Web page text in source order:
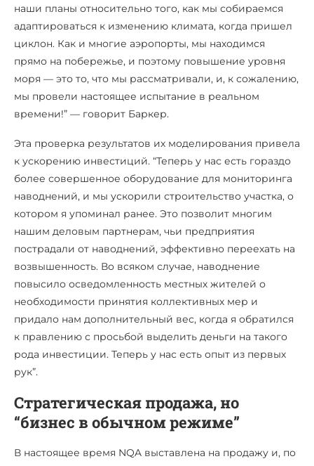
наши планы относительно того, как мы собираемся
адаптироваться к изменению климата, когда пришел
циклон. Как и многие аэропорты, мы находимся
прямо на побережье, и поэтому повышение уровня
моря — это то, что мы рассматривали, и, к сожалению,
мы провели настоящее испытание в реальном
времени!” — говорит Баркер.
Эта проверка результатов их моделирования привела
к ускорению инвестиций. “Теперь у нас есть гораздо
более совершенное оборудование для мониторинга
наводнений, и мы ускорили строительство участка, о
котором я упоминал ранее. Это позволит многим
нашим деловым партнерам, чьи предприятия
пострадали от наводнений, эффективно переехать на
возвышенность. Во всяком случае, наводнение
повысило осведомленность местных жителей о
необходимости принятия коллективных мер и
придало нам дополнительный вес, когда я обратился
к правлению с просьбой выделить деньги на такого
рода инвестиции. Теперь у нас есть опыт из первых
рук”.
Стратегическая продажа, но
“бизнес в обычном режиме”
В настоящее время NQA выставлена на продажу и, по